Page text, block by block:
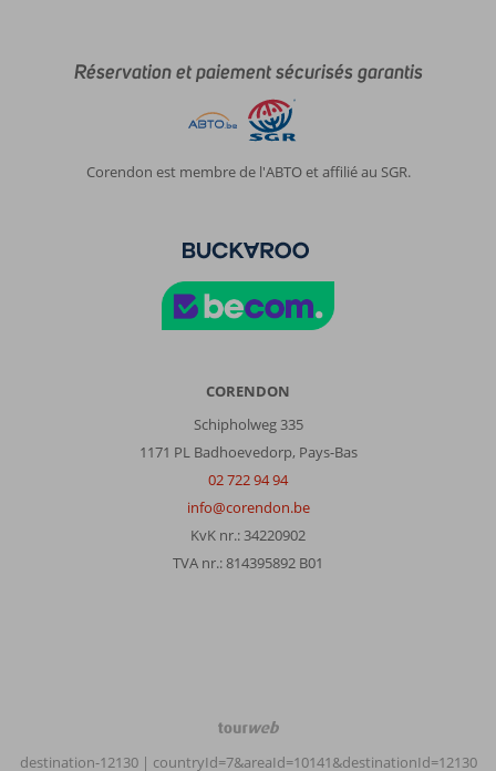
Réservation et paiement sécurisés garantis
Corendon est membre de l'ABTO et affilié au SGR.
CORENDON
Schipholweg 335
1171 PL Badhoevedorp, Pays-Bas
02 722 94 94
info@corendon.be
KvK nr.: 34220902
TVA nr.: 814395892 B01
TourWeb
destination-12130 | countryId=7&areaId=10141&destinationId=12130